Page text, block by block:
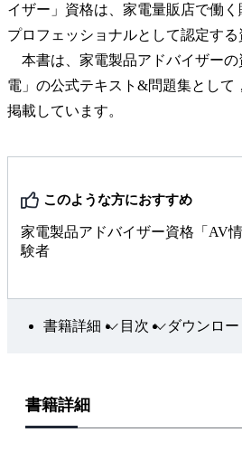
イザー」資格は、家電量販店で働
プロフェッショナルとして認定する
本書は、家電製品アドバイザーの
電」の公式テキスト&問題集として
掲載しています。
このような方におすすめ
家電製品アドバイザー資格「AV
験者
書籍詳細 目次 ダウンロー
書籍詳細